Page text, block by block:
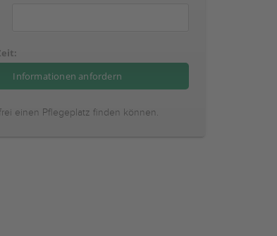
einen Pflegeplatz finden können.